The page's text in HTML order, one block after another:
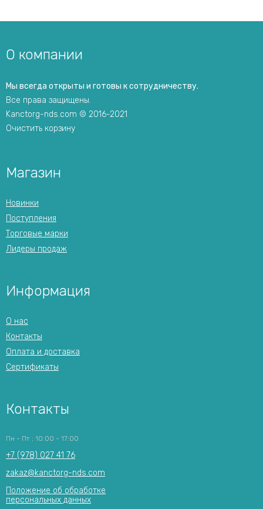
О компании
Мы всегда открыты и готовы к сотрудничеству.
Все права защищены.
Kanctorg-nds.com © 2016-2021
Очистить корзину
Магазин
Новинки
Поступления
Торговые марки
Лидеры продаж
Информация
О нас
Контакты
Оплата и доставка
Сертификаты
Контакты
Пн - Пт : 10:00 - 17:00
+7 (978) 027 41 76
zakaz@kanctorg-nds.com
Положение об обработке
персональных данных